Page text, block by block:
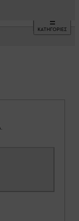
ΚΑΤΗΓΟΡΙΕΣ